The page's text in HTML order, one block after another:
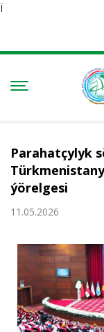
Ï
Parahatçylyk
ýörelgesi
11.05.2026